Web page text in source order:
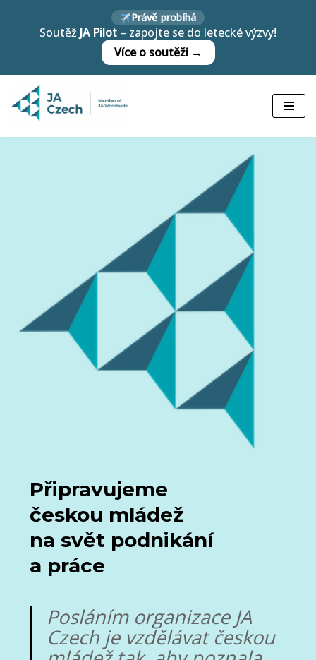
Přeskočit
obsah
Právě probíhá
Soutěž JA Pilot – zapojte se do letecké výzvy!
Více o soutěži →
Připravujeme
českou mládež
na svět podnikání
a práce
Posláním organizace JA
Czech je vzdělávat českou